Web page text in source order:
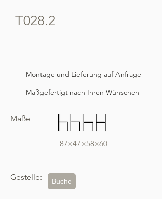
T028.2
Montage und Lieferung auf Anfrage
Maßgefertigt nach Ihren Wünschen
Maße
87×47×58×60
Gestelle: Buche